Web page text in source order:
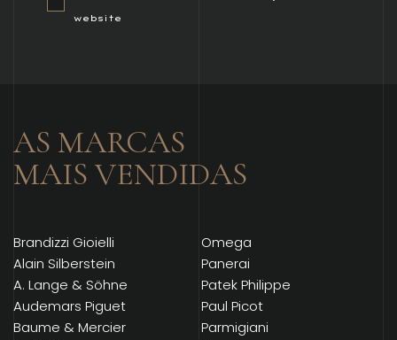
website
AS MARCAS
MAIS VENDIDAS
Brandizzi Gioielli
Alain Silberstein
A. Lange & Söhne
Audemars Piguet
Baume & Mercier
Omega
Panerai
Patek Philippe
Paul Picot
Parmigiani